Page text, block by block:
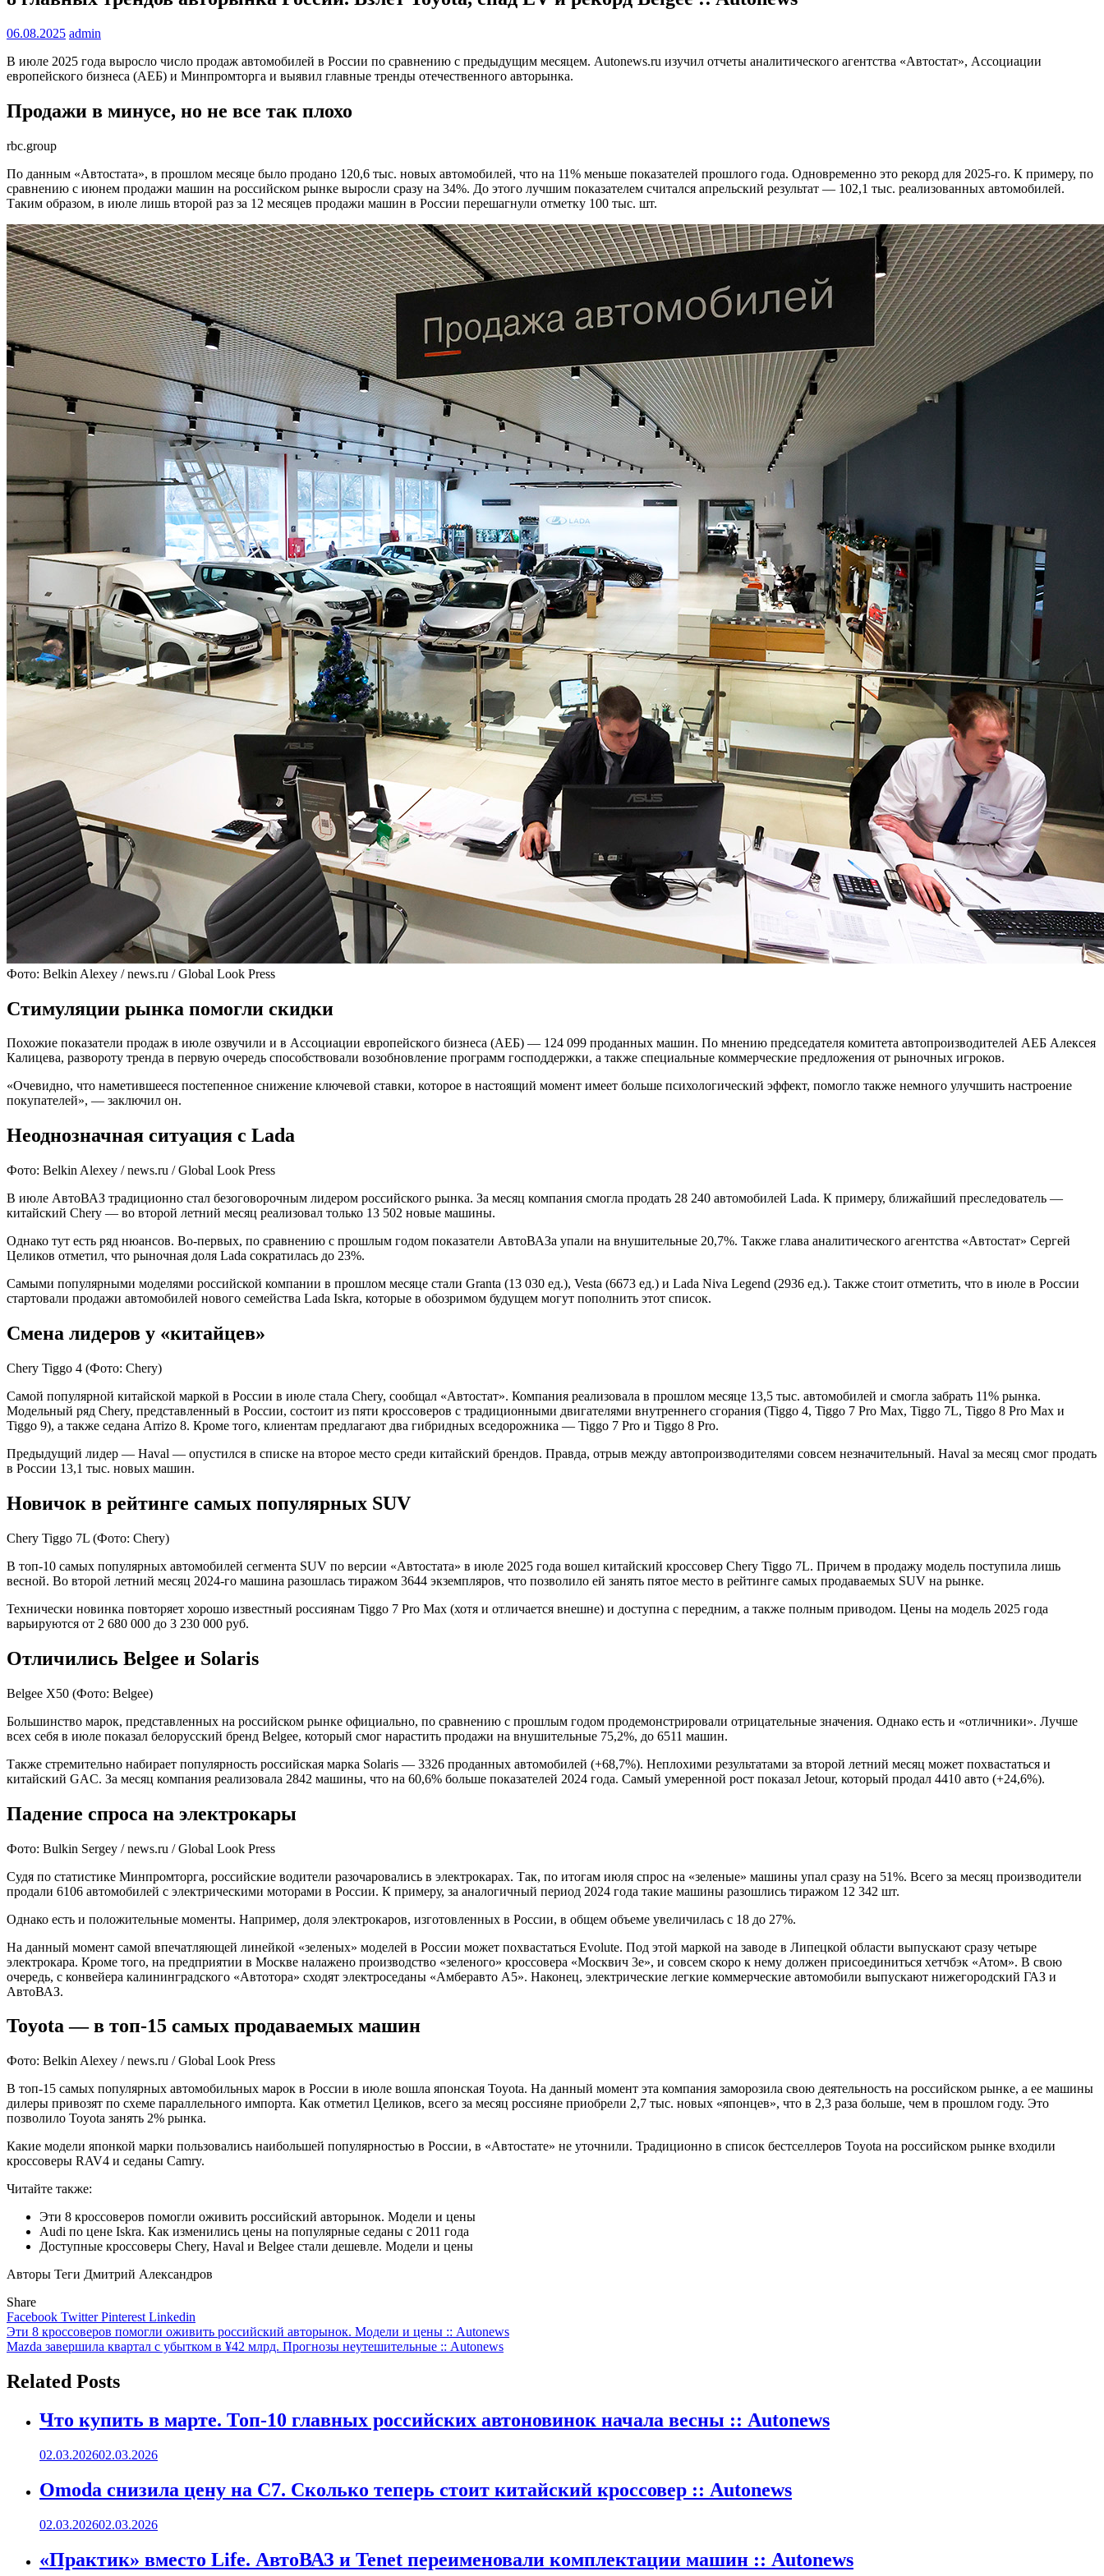
06.08.2025 admin
В июле 2025 года выросло число продаж автомобилей в России по сравнению с предыдущим месяцем. Autonews.ru изучил отчеты аналитического агентства «Автостат», Ассоциации
европейского бизнеса (АЕБ) и Минпромторга и выявил главные тренды отечественного авторынка.
Продажи в минусе, но не все так плохо
rbc.group
По данным «Автостата», в прошлом месяце было продано 120,6 тыс. новых автомобилей, что на 11% меньше показателей прошлого года. Одновременно это рекорд для 2025-го. К примеру, по
сравнению с июнем продажи машин на российском рынке выросли сразу на 34%. До этого лучшим показателем считался апрельский результат — 102,1 тыс. реализованных автомобилей.
Таким образом, в июле лишь второй раз за 12 месяцев продажи машин в России перешагнули отметку 100 тыс. шт.
Фото: Belkin Alexey / news.ru / Global Look Press
Стимуляции рынка помогли скидки
Похожие показатели продаж в июле озвучили и в Ассоциации европейского бизнеса (АЕБ) — 124 099 проданных машин. По мнению председателя комитета автопроизводителей АЕБ Алексея
Калицева, развороту тренда в первую очередь способствовали возобновление программ господдержки, а также специальные коммерческие предложения от рыночных игроков.
«Очевидно, что наметившееся постепенное снижение ключевой ставки, которое в настоящий момент имеет больше психологический эффект, помогло также немного улучшить настроение
покупателей», — заключил он.
Неоднозначная ситуация с Lada
Фото: Belkin Alexey / news.ru / Global Look Press
В июле АвтоВАЗ традиционно стал безоговорочным лидером российского рынка. За месяц компания смогла продать 28 240 автомобилей Lada. К примеру, ближайший преследователь —
китайский Chery — во второй летний месяц реализовал только 13 502 новые машины.
Однако тут есть ряд нюансов. Во-первых, по сравнению с прошлым годом показатели АвтоВАЗа упали на внушительные 20,7%. Также глава аналитического агентства «Автостат» Сергей
Целиков отметил, что рыночная доля Lada сократилась до 23%.
Самыми популярными моделями российской компании в прошлом месяце стали Granta (13 030 ед.), Vesta (6673 ед.) и Lada Niva Legend (2936 ед.). Также стоит отметить, что в июле в России
стартовали продажи автомобилей нового семейства Lada Iskra, которые в обозримом будущем могут пополнить этот список.
Смена лидеров у «китайцев»
Chery Tiggo 4 (Фото: Chery)
Самой популярной китайской маркой в России в июле стала Chery, сообщал «Автостат». Компания реализовала в прошлом месяце 13,5 тыс. автомобилей и смогла забрать 11% рынка.
Модельный ряд Chery, представленный в России, состоит из пяти кроссоверов с традиционными двигателями внутреннего сгорания (Tiggo 4, Tiggo 7 Pro Max, Tiggo 7L, Tiggo 8 Pro Max и
Tiggo 9), а также седана Arrizo 8. Кроме того, клиентам предлагают два гибридных вседорожника — Tiggo 7 Pro и Tiggo 8 Pro.
Предыдущий лидер — Haval — опустился в списке на второе место среди китайский брендов. Правда, отрыв между автопроизводителями совсем незначительный. Haval за месяц смог продать
в России 13,1 тыс. новых машин.
Новичок в рейтинге самых популярных SUV
Chery Tiggo 7L (Фото: Chery)
В топ-10 самых популярных автомобилей сегмента SUV по версии «Автостата» в июле 2025 года вошел китайский кроссовер Chery Tiggo 7L. Причем в продажу модель поступила лишь
весной. Во второй летний месяц 2024-го машина разошлась тиражом 3644 экземпляров, что позволило ей занять пятое место в рейтинге самых продаваемых SUV на рынке.
Технически новинка повторяет хорошо известный россиянам Tiggo 7 Pro Max (хотя и отличается внешне) и доступна с передним, а также полным приводом. Цены на модель 2025 года
варьируются от 2 680 000 до 3 230 000 руб.
Отличились Belgee и Solaris
Belgee X50 (Фото: Belgee)
Большинство марок, представленных на российском рынке официально, по сравнению с прошлым годом продемонстрировали отрицательные значения. Однако есть и «отличники». Лучше
всех себя в июле показал белорусский бренд Belgee, который смог нарастить продажи на внушительные 75,2%, до 6511 машин.
Также стремительно набирает популярность российская марка Solaris — 3326 проданных автомобилей (+68,7%). Неплохими результатами за второй летний месяц может похвастаться и
китайский GAC. За месяц компания реализовала 2842 машины, что на 60,6% больше показателей 2024 года. Самый умеренной рост показал Jetour, который продал 4410 авто (+24,6%).
Падение спроса на электрокары
Фото: Bulkin Sergey / news.ru / Global Look Press
Судя по статистике Минпромторга, российские водители разочаровались в электрокарах. Так, по итогам июля спрос на «зеленые» машины упал сразу на 51%. Всего за месяц производители
продали 6106 автомобилей с электрическими моторами в России. К примеру, за аналогичный период 2024 года такие машины разошлись тиражом 12 342 шт.
Однако есть и положительные моменты. Например, доля электрокаров, изготовленных в России, в общем объеме увеличилась с 18 до 27%.
На данный момент самой впечатляющей линейкой «зеленых» моделей в России может похвастаться Evolute. Под этой маркой на заводе в Липецкой области выпускают сразу четыре
электрокара. Кроме того, на предприятии в Москве налажено производство «зеленого» кроссовера «Москвич 3е», и совсем скоро к нему должен присоединиться хетчбэк «Атом». В свою
очередь, с конвейера калининградского «Автотора» сходят электроседаны «Амберавто А5». Наконец, электрические легкие коммерческие автомобили выпускают нижегородский ГАЗ и
АвтоВАЗ.
Toyota — в топ-15 самых продаваемых машин
Фото: Belkin Alexey / news.ru / Global Look Press
В топ-15 самых популярных автомобильных марок в России в июле вошла японская Toyota. На данный момент эта компания заморозила свою деятельность на российском рынке, а ее машины
дилеры привозят по схеме параллельного импорта. Как отметил Целиков, всего за месяц россияне приобрели 2,7 тыс. новых «японцев», что в 2,3 раза больше, чем в прошлом году. Это
позволило Toyota занять 2% рынка.
Какие модели японкой марки пользовались наибольшей популярностью в России, в «Автостате» не уточнили. Традиционно в список бестселлеров Toyota на российском рынке входили
кроссоверы RAV4 и седаны Camry.
Читайте также:
Эти 8 кроссоверов помогли оживить российский авторынок. Модели и цены
Audi по цене Iskra. Как изменились цены на популярные седаны с 2011 года
Доступные кроссоверы Chery, Haval и Belgee стали дешевле. Модели и цены
Авторы Теги Дмитрий Александров
Share
Facebook TwitterPinterest Linkedin
Навигация
по
записям
Эти 8 кроссоверов помогли оживить российский авторынок. Модели и цены :: Autonews
Mazda завершила квартал с убытком в ¥42 млрд. Прогнозы неутешительные :: Autonews
Related Posts
Что купить в марте. Топ-10 главных российских автоновинок начала весны :: Autonews
02.03.202602.03.2026
Omoda снизила цену на C7. Сколько теперь стоит китайский кроссовер :: Autonews
02.03.202602.03.2026
«Практик» вместо Life. АвтоВАЗ и Tenet переименовали комплектации машин :: Autonews